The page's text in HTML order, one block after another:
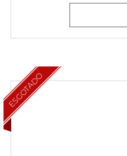
ESGOTADO